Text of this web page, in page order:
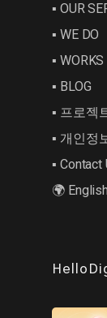
▪︎ OUR
▪︎ WE DO
▪︎ WORKS
▪︎ BLOG
▪︎ 프로젝
▪︎ 개인정
▪︎ Contact
🌍 English